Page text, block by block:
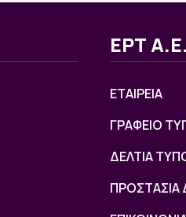
ΕΡΤ Α.Ε.
ΕΤΑΙΡΕΙΑ
ΓΡΑΦΕΙΟ
ΔΕΛΤΙΑ